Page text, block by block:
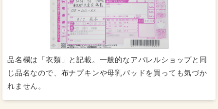
品名欄は「衣類」と記載。一般的なアパレルショップと同
じ品名なので、布ナプキンや母乳パッドを買っても気づか
れません。